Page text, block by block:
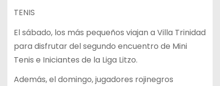
TENIS
El sábado, los más pequeños viajan a Villa Trinidad
para disfrutar del segundo encuentro de Mini
Tenis e Iniciantes de la Liga Litzo.
Además, el domingo, jugadores rojinegros